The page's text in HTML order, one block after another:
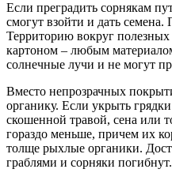
Если преградить сорнякам
смогут взойти и дать
Территорию вокруг
картоном – любым
солнечные лучи и не могут
Вместо непрозрачных
органику. Если укрыть
скошенной травой, сена или
гораздо меньше, причем их
толще рыхлые органики.
граблями и сорняки погибнут.